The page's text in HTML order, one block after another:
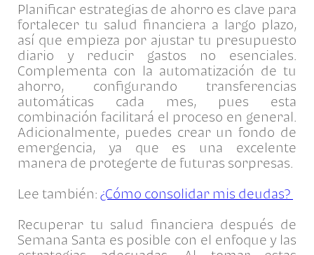
Planificar estrategias de ahorro es clave para
fortalecer tu salud financiera a largo plazo,
así que empieza por ajustar tu presupuesto
diario y reducir gastos no esenciales.
Complementa con la automatización de tu
ahorro, configurando transferencias
automáticas cada mes, pues esta
combinación facilitará el proceso en general.
Adicionalmente, puedes crear un fondo de
emergencia, ya que es una excelente
manera de protegerte de futuras sorpresas.
Lee también: ¿Cómo consolidar mis deudas?
Recuperar tu salud financiera después de
Semana Santa es posible con el enfoque y las